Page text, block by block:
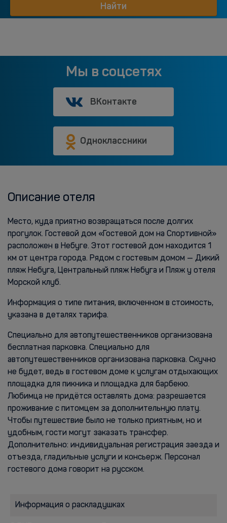
Найти
Мы в соцсетях
ВКонтакте
Одноклассники
Описание отеля
Место, куда приятно возвращаться после долгих
прогулок. Гостевой дом «Гостевой дом на Спортивной»
расположен в Небуге. Этот гостевой дом находится 1
км от центра города. Рядом с гостевым домом — Дикий
пляж Небуга, Центральный пляж Небуга и Пляж у отеля
Морской клуб.
Информация о типе питания, включенном в стоимость,
указана в деталях тарифа.
Специально для автопутешественников организована
бесплатная парковка. Специально для
автопутешественников организована парковка. Скучно
не будет, ведь в гостевом доме к услугам отдыхающих
площадка для пикника и площадка для барбекю.
Любимца не придётся оставлять дома: разрешается
проживание с питомцем за дополнительную плату.
Чтобы путешествие было не только приятным, но и
удобным, гости могут заказать трансфер.
Дополнительно: индивидуальная регистрация заезда и
отъезда, гладильные услуги и консьерж. Персонал
гостевого дома говорит на русском.
Информация о раскладушках